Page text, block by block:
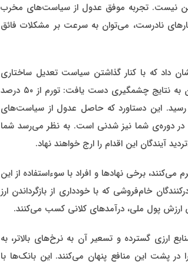
نیست. تجربه موفق عدول از سیاست‌های مخرب
گذاشتن راهکارهای نادرست، می‌توان به سرعت بر مشکلات فائق
نشان داد که با کنار گذاشتن سیاست تعدیل ساختاری
ناکارآمد و سپردن مدیریت اقتصاد به اساتید مجرب و دلسوز، می‌توان به نتایج چشمگیری دست یافت: تورم از ۵۰ درصد
یافت و رشد اقتصادی از ۳ درصد به ۶ درصد رسید. این دستاورد که حاصل عدول از سیاست‌های
در دوره‌ی شما نیز شدنی است. به نظر می‌رسد شما
آیندگان این اقدام را ارج خواهند نهاد.
برخی نهادها و افراد با سوءاستفاده از این
خام‌فروشی که با خودداری از بازگرداندن ارز
ارزش پول ملی، درآمدهای کلانی کسب می‌کنند.
ارزی گسترده و تسعیر آن به نرخ‌های بالاتر، به
در پشت این منافع پنهان می‌کنند. این بانک‌ها با